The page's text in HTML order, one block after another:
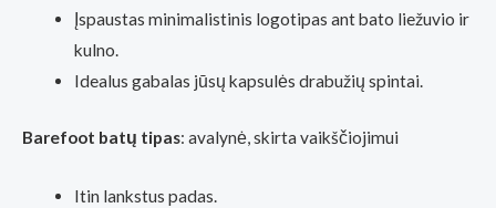
Įspaustas minimalistinis logotipas ant bato liežuvio ir
kulno.
Idealus gabalas jūsų kapsulės drabužių spintai.
Barefoot batų tipas: avalynė, skirta vaikščiojimui
Itin lankstus padas.